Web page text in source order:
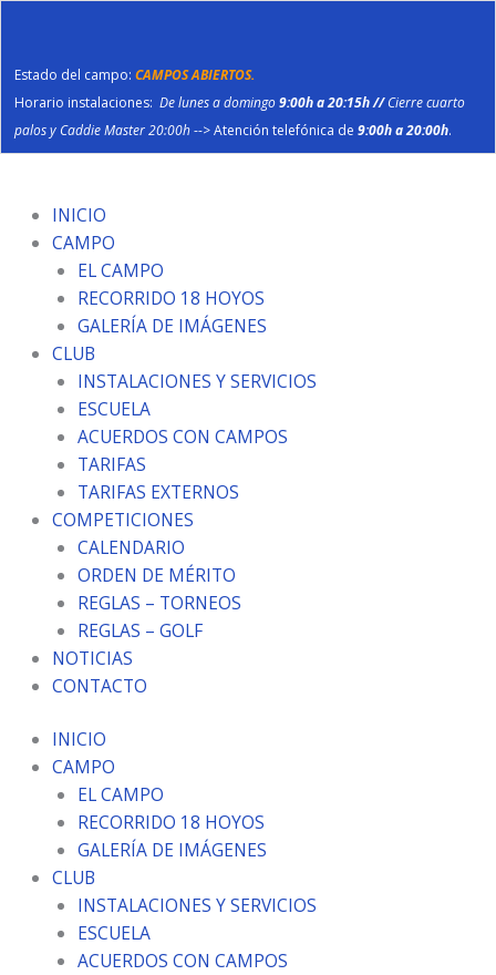
Estado del campo: CAMPOS ABIERTOS.
Horario instalaciones: De lunes a domingo9:00h a 20:15h //Cierre cuarto
palos y Caddie Master 20:00h--> Atención telefónica de 9:00h a 20:00h.
contenido
INICIO
CAMPO
EL CAMPO
RECORRIDO 18 HOYOS
GALERÍA DE IMÁGENES
CLUB
INSTALACIONES Y SERVICIOS
ESCUELA
ACUERDOS CON CAMPOS
TARIFAS
TARIFAS EXTERNOS
COMPETICIONES
CALENDARIO
ORDEN DE MÉRITO
REGLAS – TORNEOS
REGLAS – GOLF
NOTICIAS
CONTACTO
INICIO
CAMPO
EL CAMPO
RECORRIDO 18 HOYOS
GALERÍA DE IMÁGENES
CLUB
INSTALACIONES Y SERVICIOS
ESCUELA
ACUERDOS CON CAMPOS